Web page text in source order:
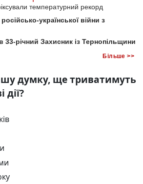
температурний рекорд
української війни з
33-річний Захисник із Тернопільщини
Більше >>
думку, ще триватимуть
дії?